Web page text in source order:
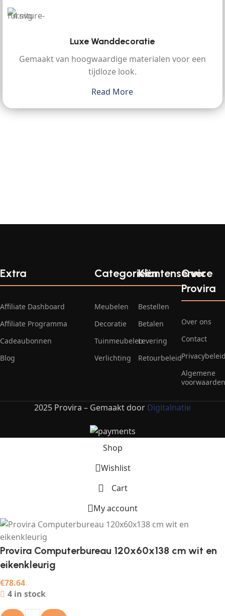
Luxe Wanddecoratie
Gemaakt van hoogwaardige materialen voor een
tijdloze look.
Read More
Extra
Affiliate Dashboard
Affiliate Programma
Cadeaubonnen
Blog
Categorieën
Meubelen
Decoratie
Tuinmeubelen
Verlichting
Klantenservice
Bestellen
Betalen
Levering
Retourbeleid
Over
Provira
Over ons
Contact
Algemene
2025 Provira – Gemaakt door Digitalnatie
Shop
Wishlist
Cart
My account
Provira Computerbureau 120x60x138 cm wit en
eikenkleurig
€78.64
4 in stock